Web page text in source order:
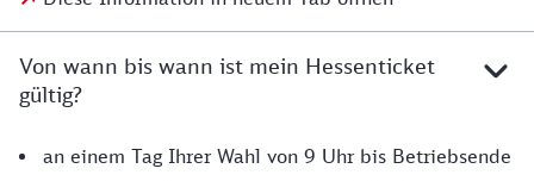
Von wann bis wann ist mein Hessenticket
gültig?
an einem Tag Ihrer Wahl von 9 Uhr bis Betriebsende